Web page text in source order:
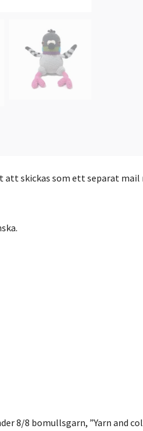
skickas som ett separat
8/8 bomullsgarn, ”Yarn and